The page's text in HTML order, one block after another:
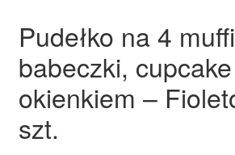
Pudełko na 4
babeczki,
okienkiem –
szt.